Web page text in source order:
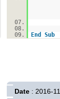
07.
08.
09.
End Sub
Date : 2016-